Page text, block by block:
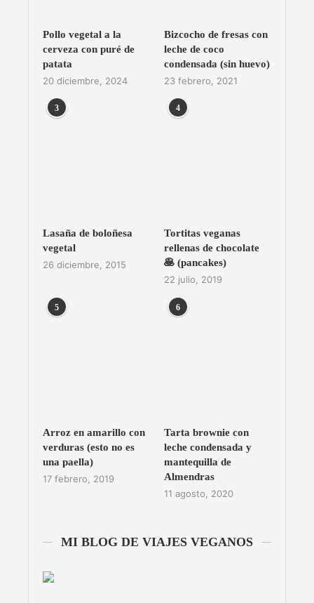
Pollo vegetal a la
cerveza con puré de
patata
20 diciembre, 2024
Bizcocho de fresas con
leche de coco
condensada (sin huevo)
23 febrero, 2021
3
Lasaña de boloñesa
vegetal
26 diciembre, 2015
4
Tortitas veganas
rellenas de chocolate
🥞 (pancakes)
22 julio, 2019
5
Arroz en amarillo con
verduras (esto no es
una paella)
17 febrero, 2019
6
Tarta brownie con
leche condensada y
mantequilla de
Almendras
11 agosto, 2020
MI BLOG DE VIAJES VEGANOS